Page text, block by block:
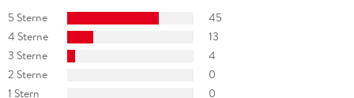
5 Sterne
45
4 Sterne
13
3 Sterne
4
2 Sterne
0
1 Stern
0